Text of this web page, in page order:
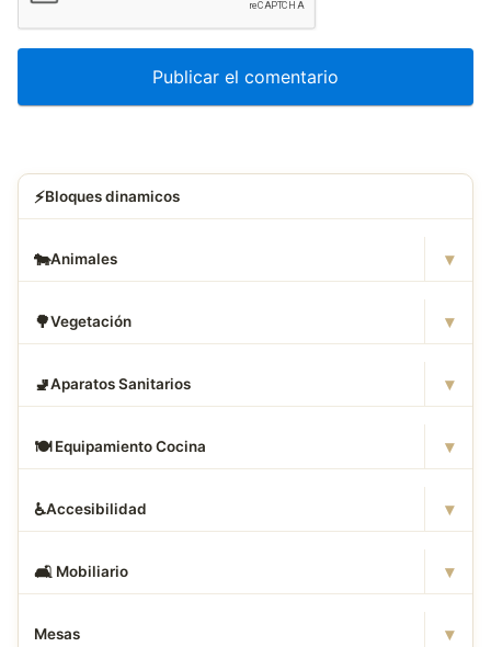
⚡Bloques dinamicos
🐄Animales ▾
🌳Vegetación ▾
🚽Aparatos Sanitarios ▾
🍽️ Equipamiento Cocina ▾
♿Accesibilidad ▾
🛋 ️ Mobiliario ▾
Mesas ▾